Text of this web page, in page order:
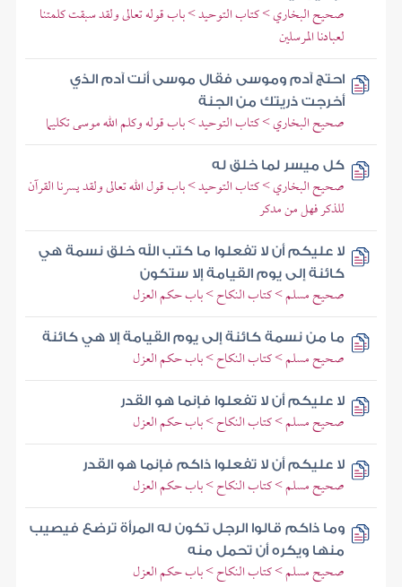
صحيح البخاري > كتاب التوحيد > باب قوله تعالى ولقد سبقت كلمتنا
لعبادنا المرسلين
احتج آدم وموسى فقال موسى أنت آدم الذي
أخرجت ذريتك من الجنة
صحيح البخاري > كتاب التوحيد > باب قوله وكلم الله موسى تكليما
كل ميسر لما خلق له
صحيح البخاري > كتاب التوحيد > باب قول الله تعالى ولقد يسرنا القرآن
للذكر فهل من مدكر
لا عليكم أن لا تفعلوا ما كتب الله خلق نسمة هي
كائنة إلى يوم القيامة إلا ستكون
صحيح مسلم > كتاب النكاح > باب حكم العزل
ما من نسمة كائنة إلى يوم القيامة إلا هي كائنة
صحيح مسلم > كتاب النكاح > باب حكم العزل
لا عليكم أن لا تفعلوا فإنما هو القدر
صحيح مسلم > كتاب النكاح > باب حكم العزل
لا عليكم أن لا تفعلوا ذاكم فإنما هو القدر
صحيح مسلم > كتاب النكاح > باب حكم العزل
وما ذاكم قالوا الرجل تكون له المرأة ترضع فيصيب
منها ويكره أن تحمل منه
صحيح مسلم > كتاب النكاح > باب حكم العزل